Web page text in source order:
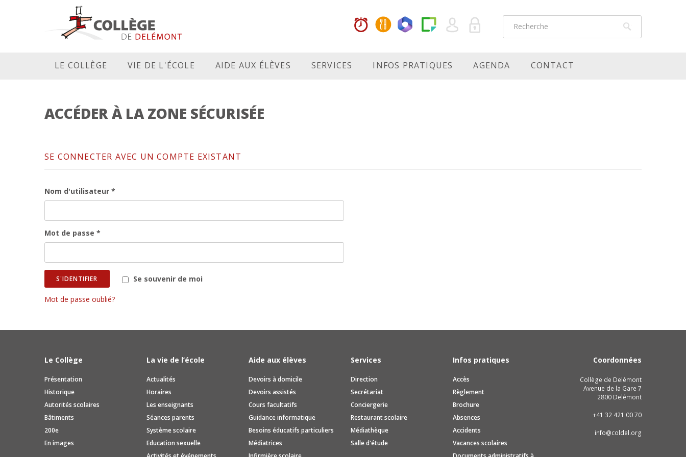
LE COLLÈGE VIE DE L'ÉCOLE AIDE AUX ÉLÈVES SERVICES INFOS PRATIQUES AGENDA CONTACT
ACCÉDER À LA ZONE SÉCURISÉE
SE CONNECTER AVEC UN COMPTE EXISTANT
Nom d'utilisateur *
Mot de passe *
S'IDENTIFIER Se souvenir de moi
Mot de passe oublié?
Le Collège
Présentation
Historique
Autorités scolaires
Bâtiments
200e
En images
La vie de l’école
Actualités
Horaires
Les enseignants
Séances parents
Système scolaire
Education sexuelle
Aide aux élèves
Devoirs à domicile
Devoirs assistés
Cours facultatifs
Guidance informatique
Besoins éducatifs particuliers
Médiatrices
Services
Direction
Secrétariat
Conciergerie
Restaurant scolaire
Médiathèque
Salle d'étude
Infos pratiques
Accès
Règlement
Brochure
Absences
Accidents
Vacances scolaires
Coordonnées
Collège de Delémont
Avenue de la Gare 7
2800 Delémont
+41 32 421 00 70
info@coldel.org